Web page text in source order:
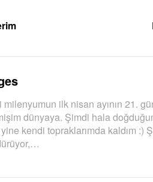
milenyumun ilk nisan ayının 21.
dünyaya. Şimdi hala
kendi topraklarımda kaldım